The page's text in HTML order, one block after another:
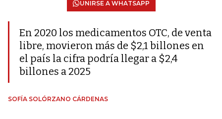
UNIRSE A WHATSAPP
En 2020 los medicamentos OTC, de venta
libre, movieron más de $2,1 billones en
el país la cifra podría llegar a $2,4
billones a 2025
SOFÍA SOLÓRZANO CÁRDENAS